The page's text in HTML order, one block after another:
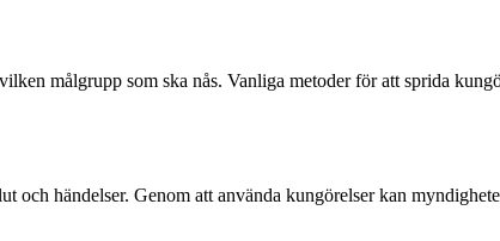
målgrupp som ska nås. Vanliga metoder för att sprida
händelser. Genom att använda kungörelser kan